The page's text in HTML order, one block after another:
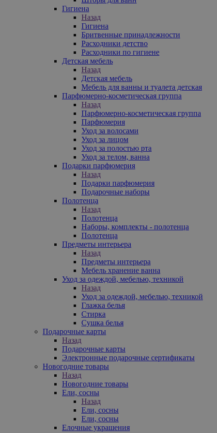
Гигиена
Назад
Гигиена
Бритвенные принадлежности
Расходники детство
Расходники по гигиене
Детская мебель
Назад
Детская мебель
Мебель для ванны и туалета детская
Парфюмерно-косметическая группа
Назад
Парфюмерно-косметическая группа
Парфюмерия
Уход за волосами
Уход за лицом
Уход за полостью рта
Уход за телом, ванна
Подарки парфюмерия
Назад
Подарки парфюмерия
Подарочные наборы
Полотенца
Назад
Полотенца
Наборы, комплекты - полотенца
Полотенца
Предметы интерьера
Назад
Предметы интерьера
Мебель хранение ванна
Уход за одеждой, мебелью, техникой
Назад
Уход за одеждой, мебелью, техникой
Глажка белья
Стирка
Сушка белья
Подарочные карты
Назад
Подарочные карты
Электронные подарочные сертификаты
Новогодние товары
Назад
Новогодние товары
Ели, сосны
Назад
Ели, сосны
Ели, сосны
Елочные украшения